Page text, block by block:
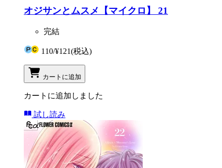
オジサンとムスメ【マイクロ】 21
完結
110/¥121(税込)
カートに追加
カートに追加しました
試し読み